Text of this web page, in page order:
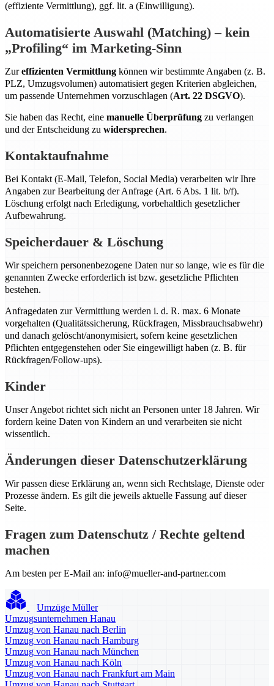
(effiziente Vermittlung), ggf. lit. a (Einwilligung).
Automatisierte Auswahl (Matching) – kein
„Profiling“ im Marketing-Sinn
Zureffizienten Vermittlung können wir bestimmte Angaben (z. B.
PLZ, Umzugsvolumen) automatisiert gegen Kriterien abgleichen,
um passende Unternehmen vorzuschlagen (Art. 22 DSGVO).
Sie haben das Recht, eine manuelle Überprüfung zu verlangen
und der Entscheidung zu widersprechen.
Kontaktaufnahme
Bei Kontakt (E-Mail, Telefon, Social Media) verarbeiten wir Ihre
Angaben zur Bearbeitung der Anfrage (Art. 6 Abs. 1 lit. b/f).
Löschung erfolgt nach Erledigung, vorbehaltlich gesetzlicher
Aufbewahrung.
Speicherdauer & Löschung
Wir speichern personenbezogene Daten nur so lange, wie es für die
genannten Zwecke erforderlich ist bzw. gesetzliche Pflichten
bestehen.
Anfragedaten zur Vermittlung werden i. d. R. max. 6 Monate
vorgehalten (Qualitätssicherung, Rückfragen, Missbrauchsabwehr)
und danach gelöscht/anonymisiert, sofern keine gesetzlichen
Pflichten entgegenstehen oder Sie eingewilligt haben (z. B. für
Rückfragen/Follow-ups).
Kinder
Unser Angebot richtet sich nicht an Personen unter 18 Jahren. Wir
fordern keine Daten von Kindern an und verarbeiten sie nicht
wissentlich.
Änderungen dieser Datenschutzerklärung
Wir passen diese Erklärung an, wenn sich Rechtslage, Dienste oder
Prozesse ändern. Es gilt die jeweils aktuelle Fassung auf dieser
Seite.
Fragen zum Datenschutz / Rechte geltend
machen
Am besten per E-Mail an: info@mueller-and-partner.com
Umzüge Müller
Umzugsunternehmen Hanau
Umzug von Hanau nach Berlin
Umzug von Hanau nach Hamburg
Umzug von Hanau nach München
Umzug von Hanau nach Köln
Umzug von Hanau nach Frankfurt am Main